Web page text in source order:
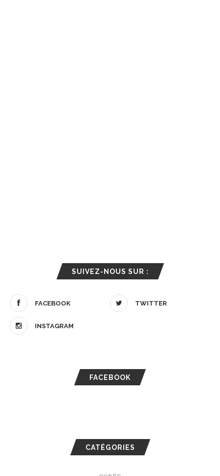
SUIVEZ-NOUS SUR :
FACEBOOK TWITTER
INSTAGRAM
FACEBOOK
CATÉGORIES